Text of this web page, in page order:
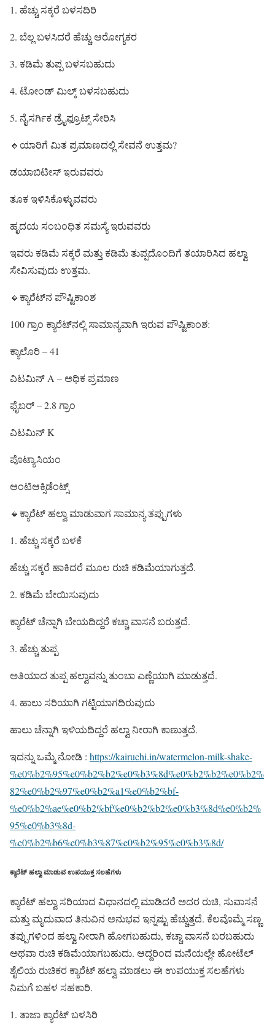
1. ಹೆಚ್ಚು ಸಕ್ಕರೆ ಬಳಸದಿರಿ
2. ಬೆಲ್ಲ ಬಳಸಿದರೆ ಹೆಚ್ಚು ಆರೋಗ್ಯಕರ
3. ಕಡಿಮೆ ತುಪ್ಪ ಬಳಸಬಹುದು
4. ಟೋಂಡ್ ಮಿಲ್ಕ್ ಬಳಸಬಹುದು
5. ನೈಸರ್ಗಿಕ ಡ್ರೈಫ್ರೂಟ್ಸ್ ಸೇರಿಸಿ
🔸ಯಾರಿಗೆ ಮಿತ ಪ್ರಮಾಣದಲ್ಲಿ ಸೇವನೆ ಉತ್ತಮ?
ಡಯಾಬಿಟೀಸ್ ಇರುವವರು
ತೂಕ ಇಳಿಸಿಕೊಳ್ಳುವವರು
ಹೃದಯ ಸಂಬಂಧಿತ ಸಮಸ್ಯೆ ಇರುವವರು
ಇವರು ಕಡಿಮೆ ಸಕ್ಕರೆ ಮತ್ತು ಕಡಿಮೆ ತುಪ್ಪದೊಂದಿಗೆ ತಯಾರಿಸಿದ ಹಲ್ವಾ
ಸೇವಿಸುವುದು ಉತ್ತಮ.
🔸ಕ್ಯಾರೆಟ್‌ನ ಪೌಷ್ಟಿಕಾಂಶ
100 ಗ್ರಾಂ ಕ್ಯಾರೆಟ್‌ನಲ್ಲಿ ಸಾಮಾನ್ಯವಾಗಿ ಇರುವ ಪೌಷ್ಟಿಕಾಂಶ:
ಕ್ಯಾಲೊರಿ – 41
ವಿಟಮಿನ್ A – ಅಧಿಕ ಪ್ರಮಾಣ
ಫೈಬರ್ – 2.8 ಗ್ರಾಂ
ವಿಟಮಿನ್ K
ಪೊಟ್ಯಾಸಿಯಂ
ಆಂಟಿಆಕ್ಸಿಡೆಂಟ್ಸ್
🔸ಕ್ಯಾರೆಟ್ ಹಲ್ವಾ ಮಾಡುವಾಗ ಸಾಮಾನ್ಯ ತಪ್ಪುಗಳು
1. ಹೆಚ್ಚು ಸಕ್ಕರೆ ಬಳಕೆ
ಹೆಚ್ಚು ಸಕ್ಕರೆ ಹಾಕಿದರೆ ಮೂಲ ರುಚಿ ಕಡಿಮೆಯಾಗುತ್ತದೆ.
2. ಕಡಿಮೆ ಬೇಯಿಸುವುದು
ಕ್ಯಾರೆಟ್ ಚೆನ್ನಾಗಿ ಬೇಯದಿದ್ದರೆ ಕಚ್ಚಾ ವಾಸನೆ ಬರುತ್ತದೆ.
3. ಹೆಚ್ಚು ತುಪ್ಪ
ಅತಿಯಾದ ತುಪ್ಪ ಹಲ್ವಾವನ್ನು ತುಂಬಾ ಎಣ್ಣೆಯಾಗಿ ಮಾಡುತ್ತದೆ.
4. ಹಾಲು ಸರಿಯಾಗಿ ಗಟ್ಟಿಯಾಗದಿರುವುದು
ಹಾಲು ಚೆನ್ನಾಗಿ ಇಳಿಯದಿದ್ದರೆ ಹಲ್ವಾ ನೀರಾಗಿ ಕಾಣುತ್ತದೆ.
ಇದನ್ನು ಒಮ್ಮೆ ನೋಡಿ : https://kairuchi.in/watermelon-milk-shake-
%e0%b2%95%e0%b2%b2%e0%b3%8d%e0%b2%b2%e0%b2%
82%e0%b2%97%e0%b2%a1%e0%b2%bf-
%e0%b2%ae%e0%b2%bf%e0%b2%b2%e0%b3%8d%e0%b2%
95%e0%b3%8d-
%e0%b2%b6%e0%b3%87%e0%b2%95%e0%b3%8d/
ಕ್ಯಾರೆಟ್ ಹಲ್ವಾ ಮಾಡುವ ಉಪಯುಕ್ತ ಸಲಹೆಗಳು
ಕ್ಯಾರೆಟ್ ಹಲ್ವಾ ಸರಿಯಾದ ವಿಧಾನದಲ್ಲಿ ಮಾಡಿದರೆ ಅದರ ರುಚಿ, ಸುವಾಸನೆ
ಮತ್ತು ಮೃದುವಾದ ತಿನುವಿನ ಅನುಭವ ಇನ್ನಷ್ಟು ಹೆಚ್ಚುತ್ತದೆ. ಕೆಲವೊಮ್ಮೆ ಸಣ್ಣ
ತಪ್ಪುಗಳಿಂದ ಹಲ್ವಾ ನೀರಾಗಿ ಹೋಗಬಹುದು, ಕಚ್ಚಾ ವಾಸನೆ ಬರಬಹುದು
ಅಥವಾ ರುಚಿ ಕಡಿಮೆಯಾಗಬಹುದು. ಆದ್ದರಿಂದ ಮನೆಯಲ್ಲೇ ಹೋಟೆಲ್
ಶೈಲಿಯ ರುಚಿಕರ ಕ್ಯಾರೆಟ್ ಹಲ್ವಾ ಮಾಡಲು ಈ ಉಪಯುಕ್ತ ಸಲಹೆಗಳು
ನಿಮಗೆ ಬಹಳ ಸಹಕಾರಿ.
1. ತಾಜಾ ಕ್ಯಾರೆಟ್ ಬಳಸಿರಿ